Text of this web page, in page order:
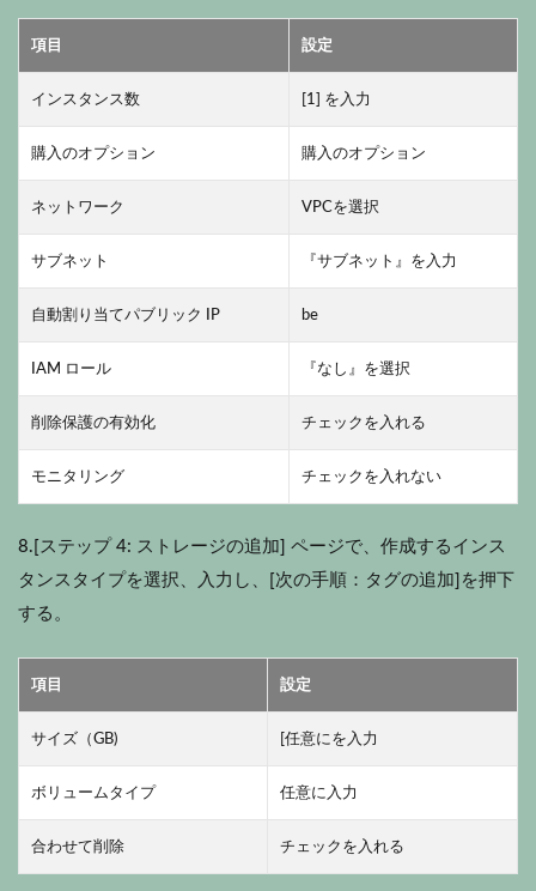
項目 設定
インスタンス数 [1] を入力
購入のオプション 購入のオプション
ネットワーク VPCを選択
サブネット 『サブネット』を入力
自動割り当てパブリック IP be
IAM ロール 『なし』を選択
削除保護の有効化 チェックを入れる
モニタリング チェックを入れない
8.[ステップ 4: ストレージの追加] ページで、作成するインス
タンスタイプを選択、入力し、[次の手順：タグの追加]を押下
する。
項目 設定
サイズ（GB) [任意にを入力
ボリュームタイプ 任意に入力
合わせて削除 チェックを入れる